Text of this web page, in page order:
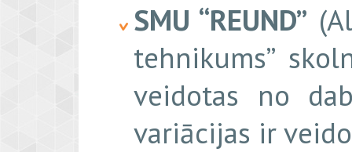
SMU “REUND”
tehnikums”
veidotas no
variācijas ir